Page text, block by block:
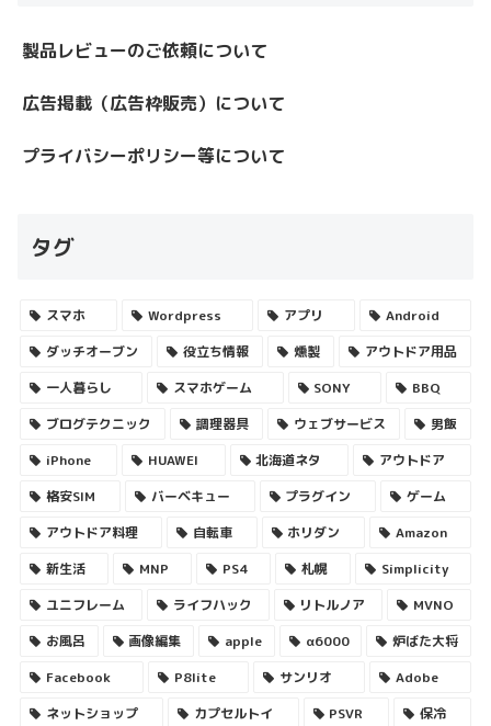
製品レビューのご依頼について
広告掲載（広告枠販売）について
プライバシーポリシー等について
タグ
スマホ Wordpress アプリ
Android
ダッチオーブン
役立ち情報 燻製
アウトドア用品
一人暮らし
スマホゲーム SONY
BBQ
ブログテクニック
調理器具 ウェブサービス
男飯
iPhone
HUAWEI 北海道ネタ
アウトドア
格安SIM
バーベキュー プラグイン
ゲーム
アウトドア料理
自転車 ホリダン
Amazon
新生活
MNP PS4 札幌
Simplicity
ユニフレーム
ライフハック リトルノア
MVNO
お風呂
画像編集 apple α6000
炉ばた大将
Facebook
P8lite サンリオ
Adobe
ネットショップ
カプセルトイ PSVR 保冷